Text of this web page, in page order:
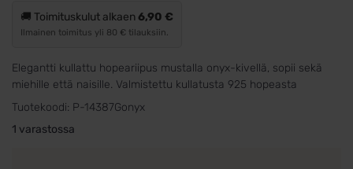
🚚 Toimituskulut alkaen6,90 €
Ilmainen toimitus yli 80 € tilauksiin.
Elegantti kullattu hopeariipus mustalla onyx-kivellä, sopii sekä
miehille että naisille. Valmistettu kullatusta 925 hopeasta
Tuotekoodi: P-14387Gonyx
1 varastossa